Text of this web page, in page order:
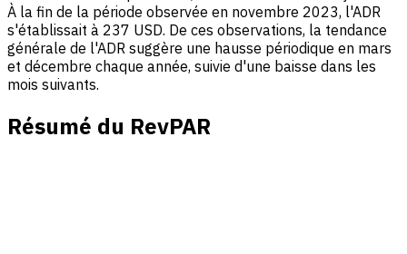
À la fin de la période observée en novembre 2023, l'ADR
s'établissait à 237 USD. De ces observations, la tendance
générale de l'ADR suggère une hausse périodique en mars
et décembre chaque année, suivie d'une baisse dans les
mois suivants.
Résumé du RevPAR